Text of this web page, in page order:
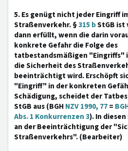
5. Es genügt nicht jeder Eingriff
Straßenverkehr. §315 bStGB
dann erfüllt, wenn die darin
konkrete Gefahr die Folge des
tatbestandsmäßigen "Eingriffs"
die Sicherheit des
beeinträchtigt wird. Erschöpft
"Eingriff" in der konkreten
Schädigung, scheidet der
StGB aus (BGH NZV 1990, 77=
Abs. 1 Konkurrenzen 3). In
an der Beeinträchtigung der
Straßenverkehrs". (Bearbeiter)